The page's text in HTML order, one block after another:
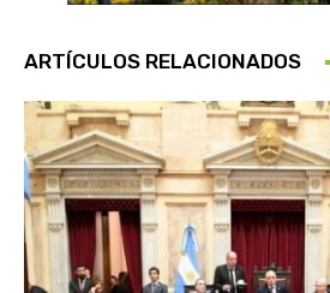
ARTÍCULOS RELACIONADOS